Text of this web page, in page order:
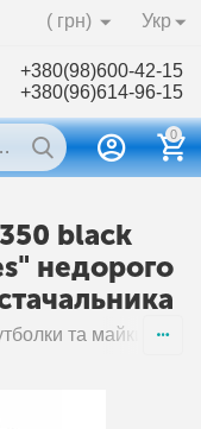
Укр
( грн)
+380(98)600-42-15
+380(96)614-96-15
0
black
недорого
та майки